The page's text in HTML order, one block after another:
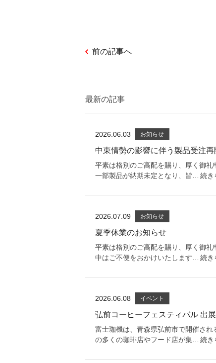
前の記事へ
最新の記事
2026.06.03 お知らせ
中東情勢の影響に伴う製品受注
平素は格別のご高配を賜り、厚く御
一部製品が納期未定となり、皆… 続き
2026.07.09 お知らせ
夏季休業のお知らせ
平素は格別のご高配を賜り、厚く御
中はご不便をおかけいたします… 続き
2026.06.08 イベント
弘前コーヒーフェスティバル 出
富士珈機は、青森県弘前市で開催さ
の多くの珈琲店やフード店が集… 続き